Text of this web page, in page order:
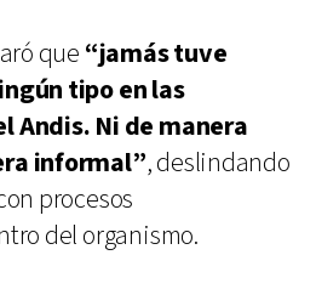
que “jamás tuve
tipo en las
Andis. Ni de manera
informal”, deslindando
procesos
del organismo.